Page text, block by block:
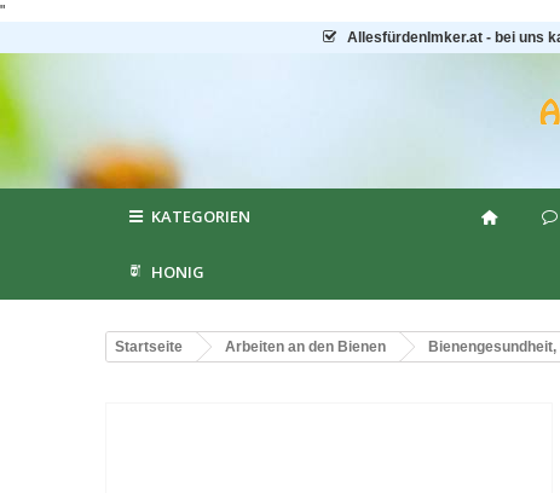
"
AllesfürdenImker.at - bei uns
KATEGORIEN
HONIG
Startseite Arbeiten an den Bienen